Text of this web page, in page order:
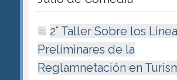
2° Taller Sobre los
Preliminares de la
Reglamnetación en